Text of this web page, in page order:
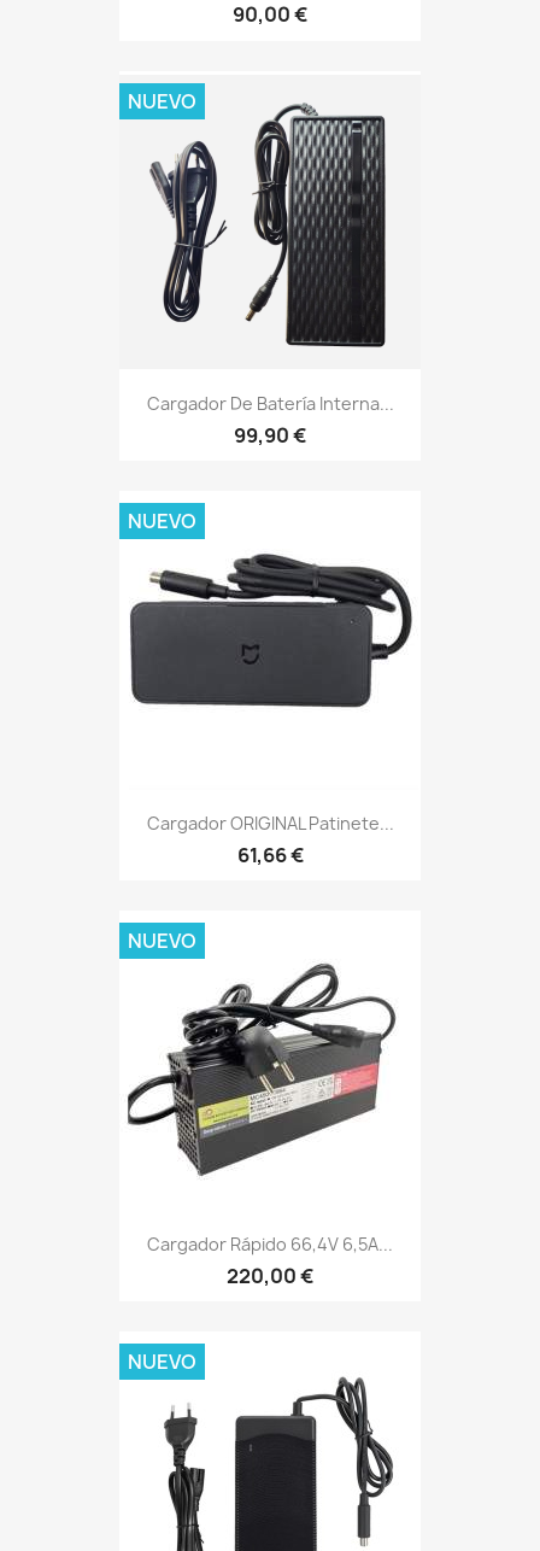
90,00 €
Cargador De Batería Interna...
99,90 €
NUEVO
Cargador ORIGINAL Patinete...
61,66 €
NUEVO
Cargador Rápido 66,4V 6,5A...
220,00 €
NUEVO
NUEVO